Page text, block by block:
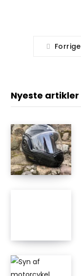
Forrige
Nyeste artikler